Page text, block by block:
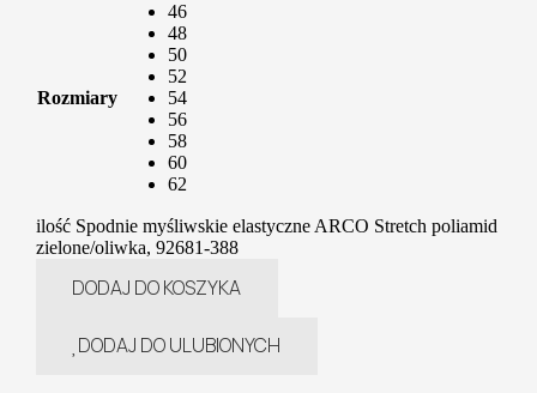
Rozmiary
46
48
50
52
54
56
58
60
62
ilość Spodnie myśliwskie elastyczne ARCO Stretch poliamid
zielone/oliwka, 92681-388
DODAJ DO KOSZYKA
DODAJ DO ULUBIONYCH